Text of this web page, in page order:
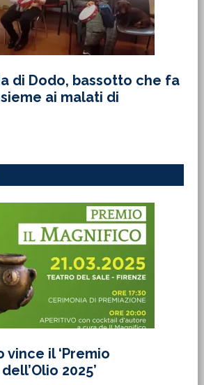
di Dodo, bassotto che fa
ai malati di
vince il ‘Premio
2025’